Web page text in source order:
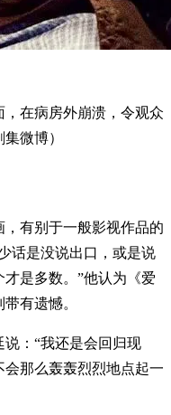
在病房外崩溃，令观众
微博）
有别于一般影视作品的
话是没说出口，或是说
是多数。”他认为《爱
有遗憾。
：“我还是会回归现
那么轰轰烈烈地点起一